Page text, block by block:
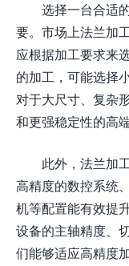
选择一台合适
要。市场上法兰加
应根据加工要求来
的加工，可能选择
对于大尺寸、复杂
和更强稳定性的高
此外，法兰加
高精度的数控系统
机等配置能有效提
设备的主轴精度、
们能够适应高精度